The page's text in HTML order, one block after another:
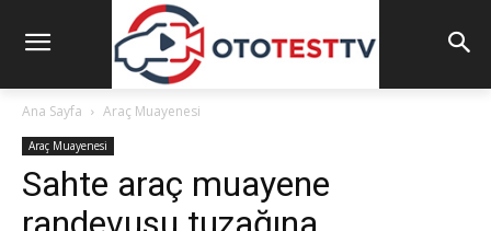
Ana Sayfa Araç Muayenesi
Araç Muayenesi
Sahte araç muayene